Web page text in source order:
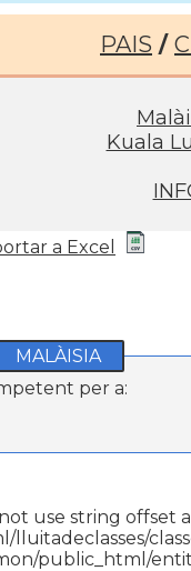
PAIS /
Kuala
a Excel
MALÀISIA
per a:
use string offset
public_html/